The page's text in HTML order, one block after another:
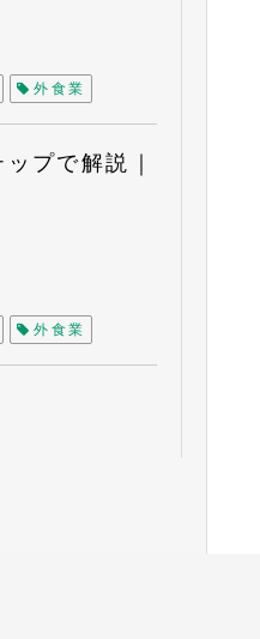
外食業
満足度調査
プで解説｜
外食業
満足度調査